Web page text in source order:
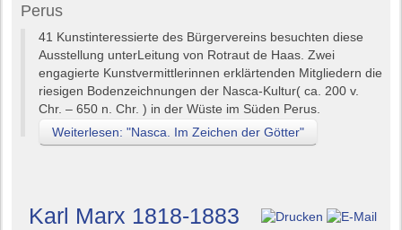
Perus
41 Kunstinteressierte des Bürgervereins besuchten diese
Ausstellung unterLeitung von Rotraut de Haas. Zwei
engagierte Kunstvermittlerinnen erklärtenden Mitgliedern die
riesigen Bodenzeichnungen der Nasca-Kultur( ca. 200 v.
Chr. – 650 n. Chr. ) in der Wüste im Süden Perus.
Weiterlesen: "Nasca. Im Zeichen der Götter"
Karl Marx 1818-1883